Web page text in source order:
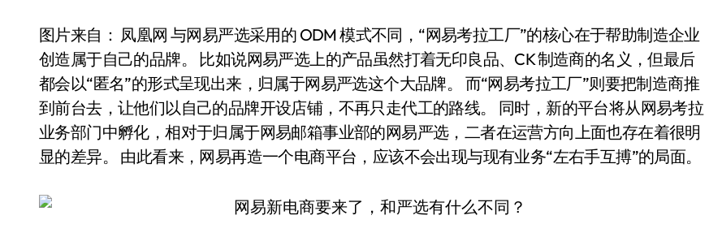
图片来自： 凤凰网 与网易严选采用的 ODM 模式不同，“网易考拉工厂”的核心在于帮助制造企业
创造属于自己的品牌。 比如说网易严选上的产品虽然打着无印良品、CK 制造商的名义，但最后
都会以“匿名”的形式呈现出来，归属于网易严选这个大品牌。 而“网易考拉工厂”则要把制造商推
到前台去，让他们以自己的品牌开设店铺，不再只走代工的路线。 同时，新的平台将从网易考拉
业务部门中孵化，相对于归属于网易邮箱事业部的网易严选，二者在运营方向上面也存在着很明
显的差异。 由此看来，网易再造一个电商平台，应该不会出现与现有业务“左右手互搏”的局面。